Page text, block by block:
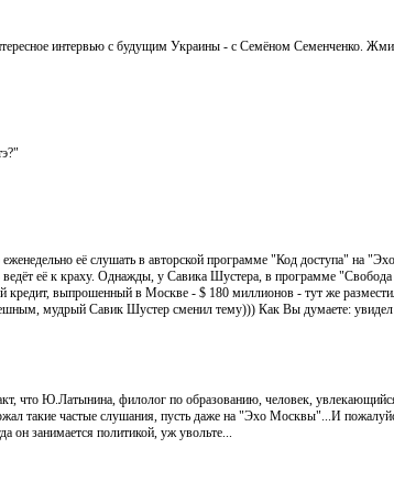
интервью с будущим Украины - с Семёном Семенченко.
её слушать в авторской программе "Код доступа" на
её к краху. Однажды, у Савика Шустера, в программе
кредит, выпрошенный в Москве - $ 180 миллионов - тут же
мудрый Савик Шустер сменил тему))) Как Вы думаете: увидел
что Ю.Латынина, филолог по образованию, человек,
такие частые слушания, пусть даже на "Эхо Москвы"...И
он занимается политикой, уж увольте...